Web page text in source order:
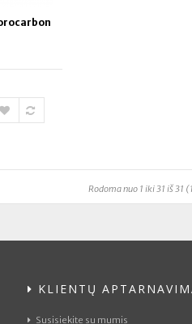
Rodoma nuo 1 iki 31 iš 31
KLIENTŲ
Susisiekite su mumis